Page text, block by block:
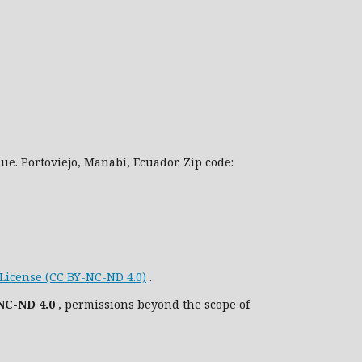
Portoviejo, Manabí, Ecuador. Zip code:
(CC BY-NC-ND 4.0) .
ND 4.0 , permissions beyond the scope of